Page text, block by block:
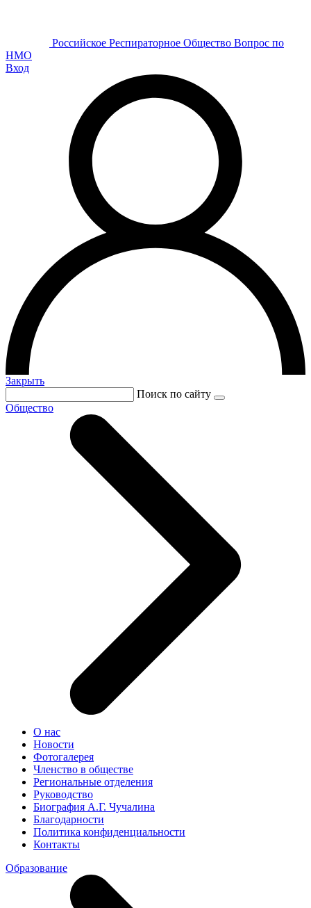
Российское Респираторное Общество Вопрос по
НМО
Вход
Закрыть
Поиск по сайту
Общество
О нас
Новости
Фотогалерея
Членство в обществе
Региональные отделения
Руководство
Биография А.Г. Чучалина
Благодарности
Политика конфиденциальности
Контакты
Образование